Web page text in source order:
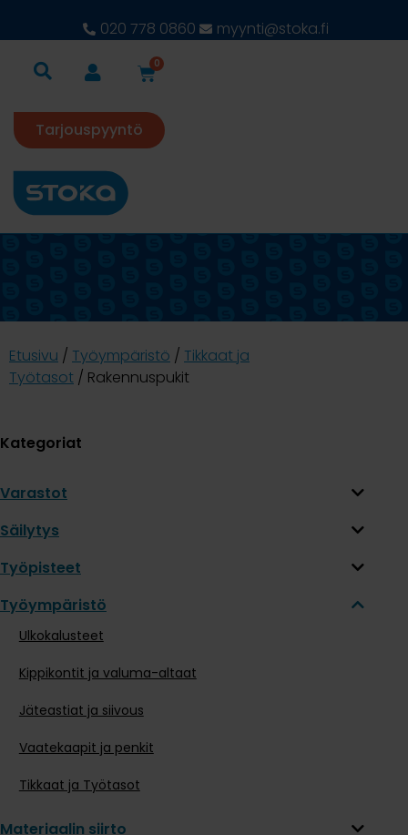
020 778 0860 myynti@stoka.fi
0
Tarjouspyyntö
Etusivu / Työympäristö / Tikkaat ja
Työtasot / Rakennuspukit
Kategoriat
Varastot
Säilytys
Työpisteet
Työympäristö
Ulkokalusteet
Kippikontit ja valuma-altaat
Jäteastiat ja siivous
Vaatekaapit ja penkit
Tikkaat ja Työtasot
Materiaalin siirto